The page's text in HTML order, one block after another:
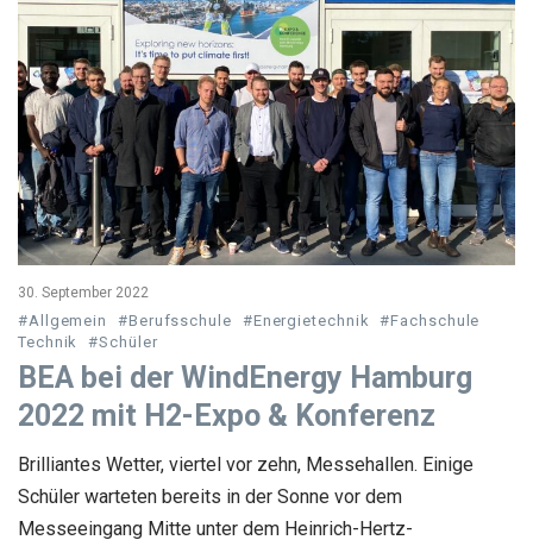
30. September 2022
#Allgemein #Berufsschule #Energietechnik
#Fachschule
Technik
#Schüler
BEA bei der WindEnergy Hamburg
2022 mit H2-Expo & Konferenz
Brilliantes Wetter, viertel vor zehn, Messehallen. Einige
Schüler warteten bereits in der Sonne vor dem
Messeeingang Mitte unter dem Heinrich-Hertz-